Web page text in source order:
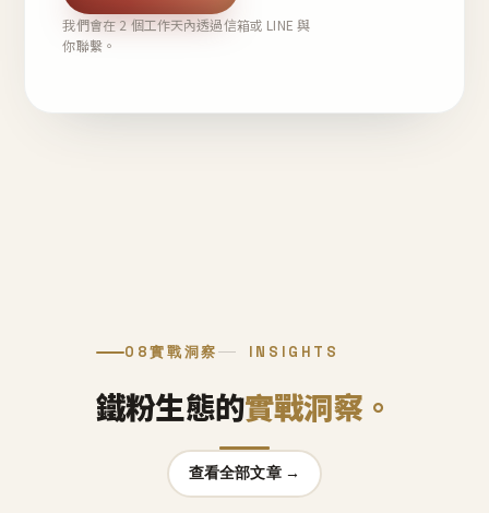
我們會在 2 個工作天內透過信箱或 LINE 與
你聯繫。
08實戰洞察 INSIGHTS
鐵粉生態的實戰洞察。
查看全部文章 →